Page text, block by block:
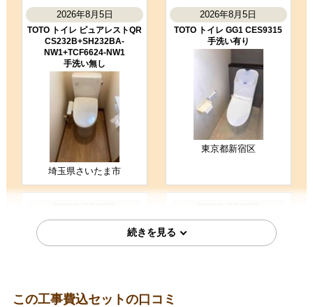
凄くスムーズに作業してくださり助
かりました。 取り付け前の説明や終
了してからの説明もわかりやすかっ
たです。
（ご本人様より）
工事満足度 ★★★★★ ★★★★☆
購入の決め手
サイトが見やすかった
お客様の声をもっと見る
2026年8月5日
TOTO トイレ ピュアレストQR
CS232B+SH232BA-
NW1+TCF6624-NW1
手洗い無し
埼玉県さいたま市
2026年8月5日
TOTO トイレ GG1 CES9315
手洗い有り
東京都新宿区
TOTO トイレ CES9710-NW1
TOTO トイレ TSET-QR3AW-
この工事費込セットの口コミ